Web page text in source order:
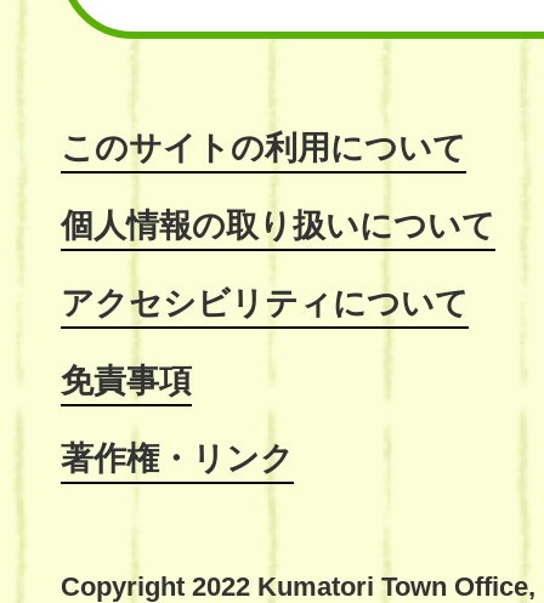
このサイトの利用について
個人情報の取り扱いについて
アクセシビリティについて
免責事項
著作権・リンク
Copyright 2022 Kumatori Town Office,